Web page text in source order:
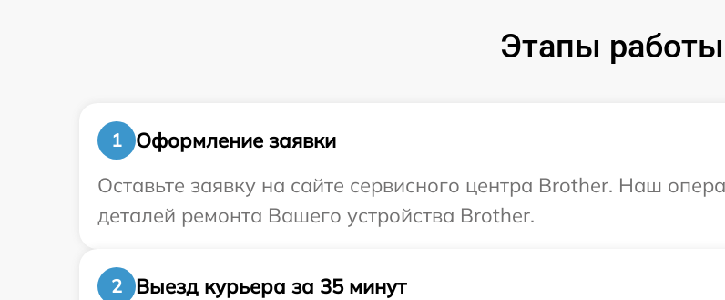
Этапы работы
1
Оформление заявки
Оставьте заявку на сайте сервисного центра Brother. Наш
деталей ремонта Вашего устройства Brother.
2
Выезд курьера за 35 минут